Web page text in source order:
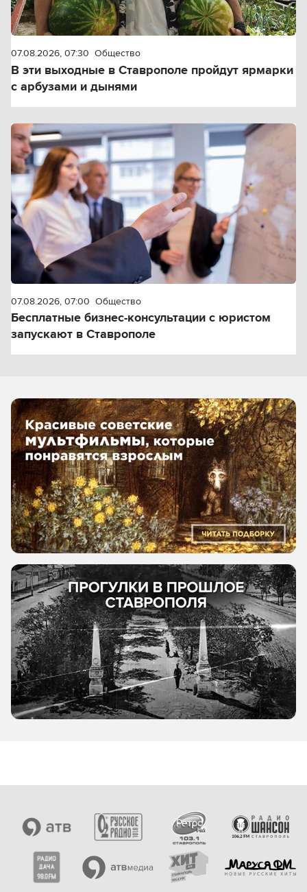
07.08.2026, 07:30 Общество
В эти выходные в Ставрополе пройдут ярмарки
с арбузами и дынями
07.08.2026, 07:00 Общество
Бесплатные бизнес-консультации с юристом
запускают в Ставрополе